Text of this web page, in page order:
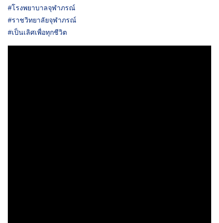
#โรงพยาบาลจุฬาภรณ์
#ราชวิทยาลัยจุฬาภรณ์
#เป็นเลิศเพื่อทุกชีวิต